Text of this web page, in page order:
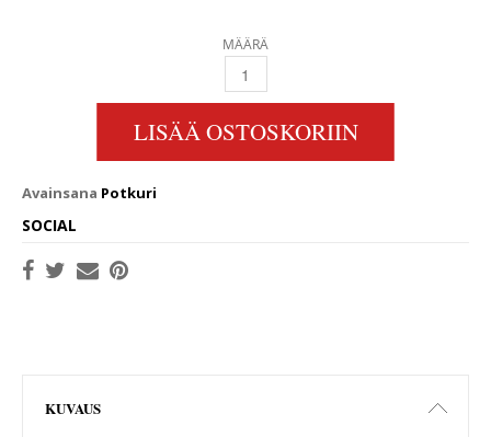
MÄÄRÄ
22 X 19 4RH 40MM HIGH SKEW QUANTITY
LISÄÄ OSTOSKORIIN
Avainsana Potkuri
SOCIAL
KUVAUS